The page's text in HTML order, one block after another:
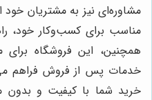
مشاوره‌ای نیز به مشتریان خود
مناسب برای کسب‌وکار خود،
همچنین، این فروشگاه برای
خدمات پس از فروش فراهم
خرید شما با کیفیت و بدون